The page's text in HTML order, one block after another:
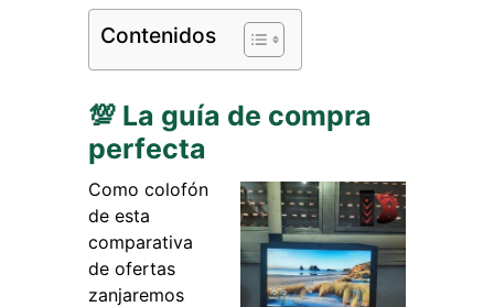
Contenidos
💯 La guía de compra
perfecta
Como colofón
de esta
comparativa
de ofertas
zanjaremos